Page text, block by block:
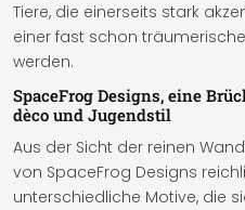
Tiere, die einerseits stark
einer fast schon
werden.
SpaceFrog Designs, eine
dèco und Jugendstil
Aus der Sicht der reinen
von SpaceFrog Designs
unterschiedliche Motive, die